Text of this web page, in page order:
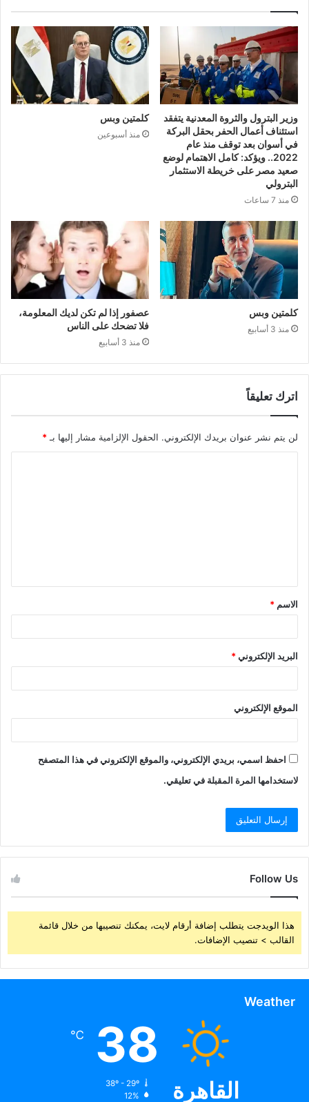
وزير البترول والثروة المعدنية يتفقد
استئناف أعمال الحفر بحقل البركة
في أسوان بعد توقف منذ عام
2022.. ويؤكد: كامل الاهتمام لوضع
صعيد مصر على خريطة الاستثمار
البترولي
منذ 7 ساعات
كلمتين وبس
منذ أسبوعين
كلمتين وبس
منذ 3 أسابيع
عصفور إذا لم تكن لديك المعلومة،
فلا تضحك على الناس
منذ 3 أسابيع
اترك تعليقاً
لن يتم نشر عنوان بريدك الإلكتروني. الحقول الإلزامية مشار إليها بـ *
ق
*
الاسم *
البريد الإلكتروني*
الموقع الإلكتروني
احفظ اسمي، بريدي الإلكتروني، والموقع الإلكتروني في هذا المتصفح
لاستخدامها المرة المقبلة في تعليقي.
Follow Us
هذا الويدجت يتطلب إضافة أرقام لايت، يمكنك تنصيبها من خلال قائمة
القالب > تنصيب الإضافات.
Weather
القاهرة
38
℃
38º - 29º
12%